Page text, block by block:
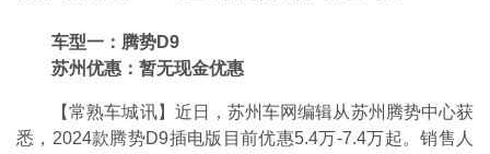
车型一：腾势D9
苏州优惠：暂无现金优惠
【常熟车城讯】近日，苏州车网编辑从苏州腾势中心获
悉，2024款腾势D9插电版目前优惠5.4万-7.4万起。销售人